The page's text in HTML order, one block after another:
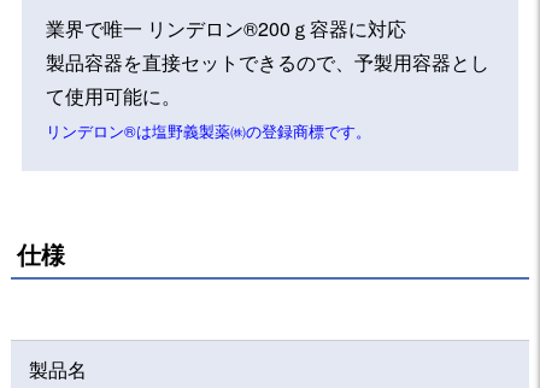
業界で唯一 リンデロン®200ｇ容器に対応
製品容器を直接セットできるので、予製用容器とし
て使用可能に。
リンデロン®は塩野義製薬㈱の登録商標です。
仕様
製品名